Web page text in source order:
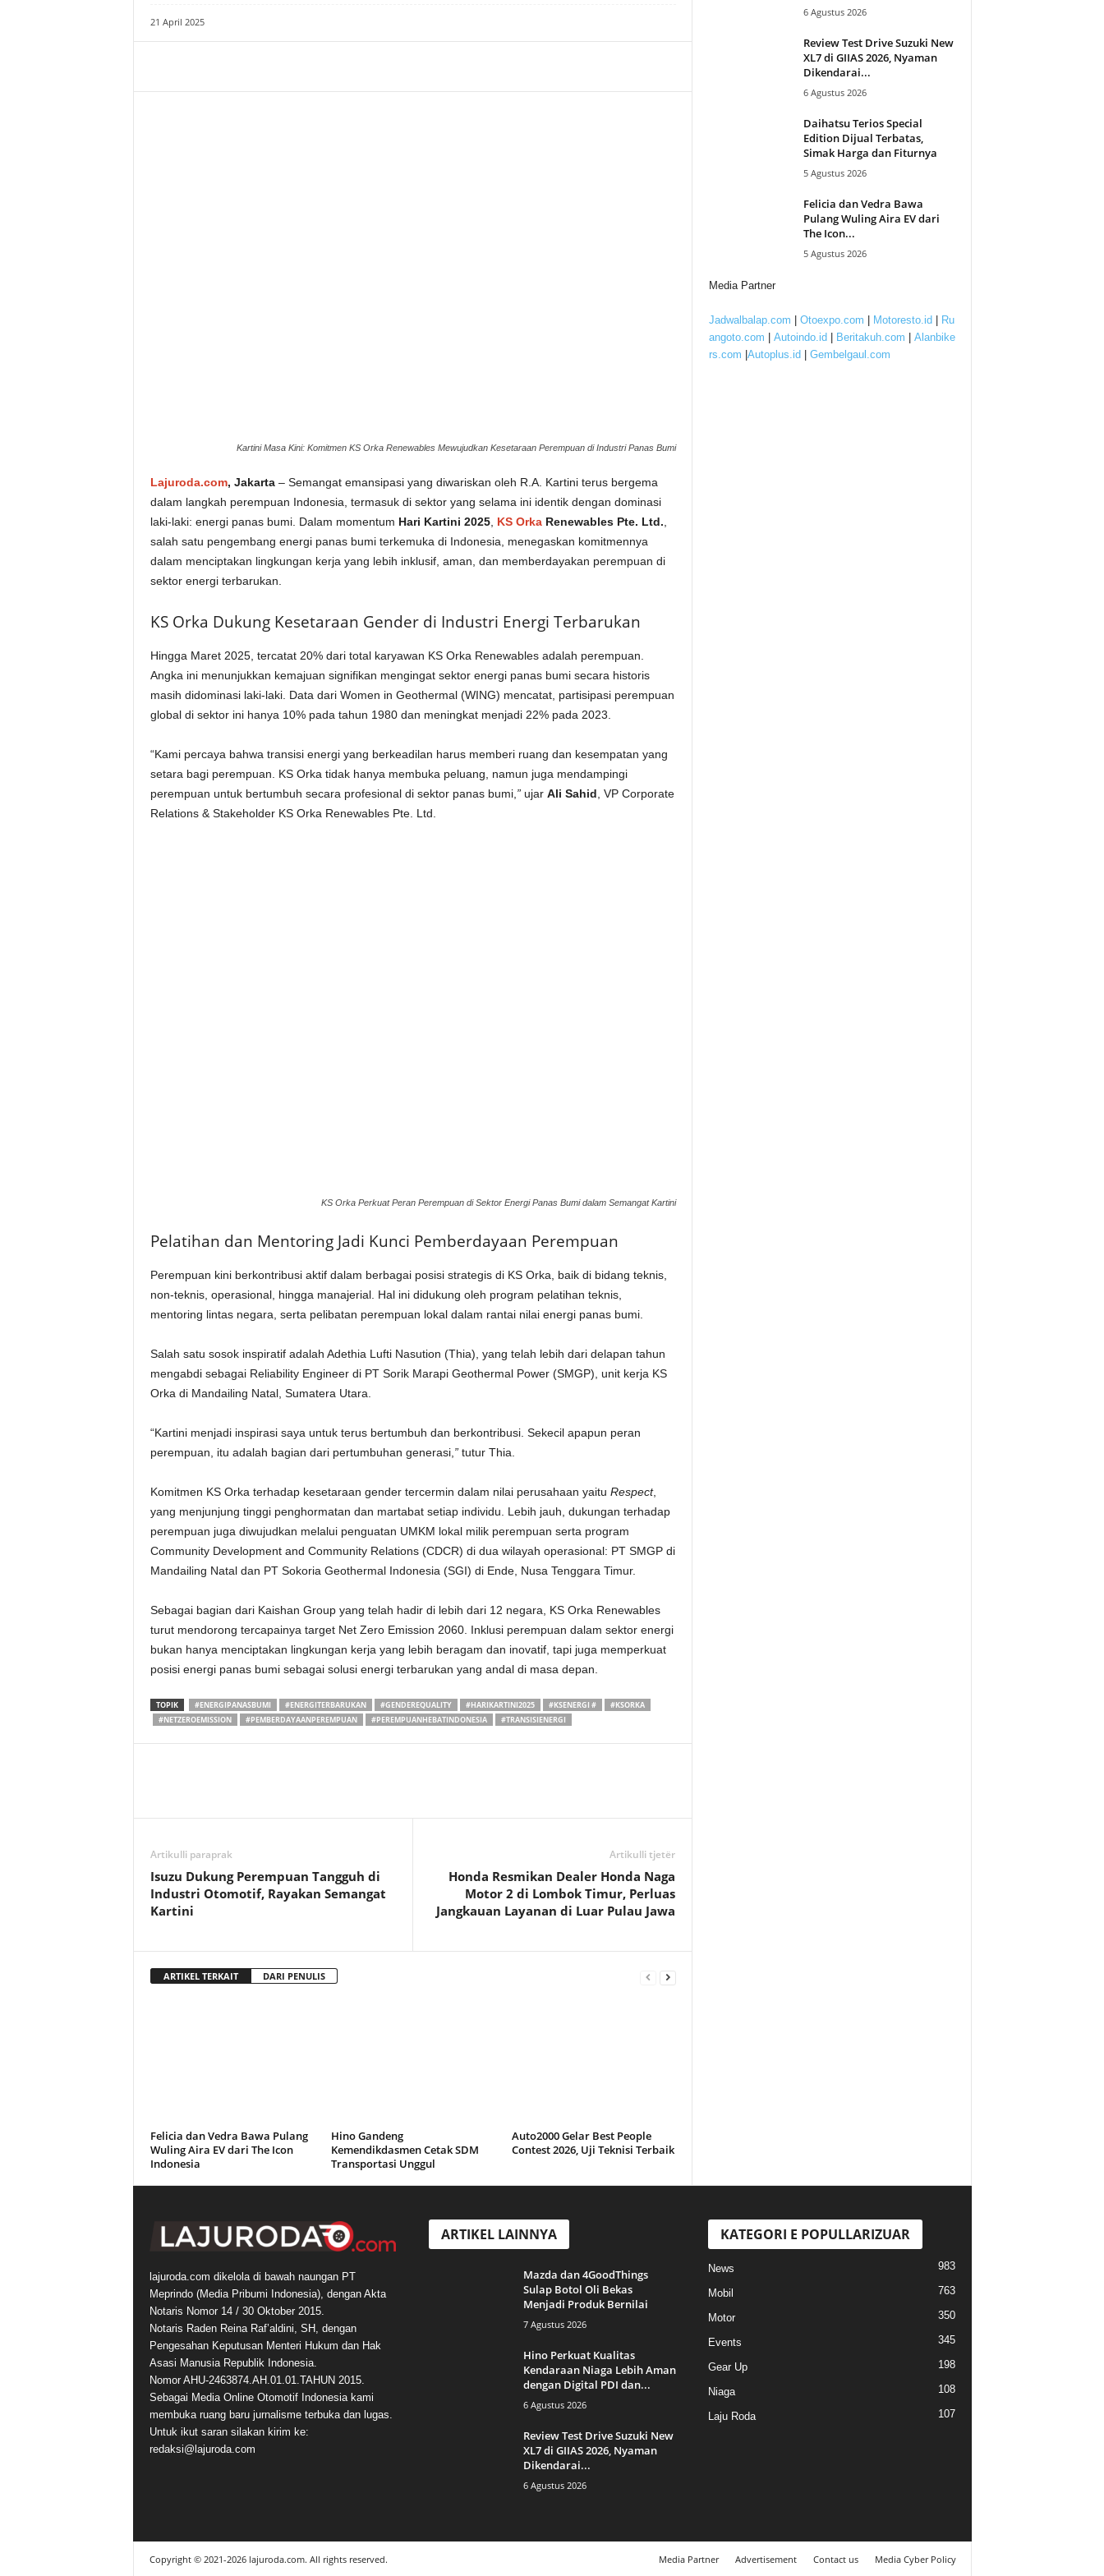
21 April 2025
Kartini Masa Kini: Komitmen KS Orka Renewables Mewujudkan Kesetaraan Perempuan di Industri Panas Bumi
Lajuroda.com, Jakarta– Semangat emansipasi yang diwariskan oleh R.A. Kartini terus bergema
dalam langkah perempuan Indonesia, termasuk di sektor yang selama ini identik dengan dominasi
laki-laki: energi panas bumi. Dalam momentum Hari Kartini 2025, KS OrkaRenewables Pte. Ltd.
salah satu pengembang energi panas bumi terkemuka di Indonesia, menegaskan komitmennya
dalam menciptakan lingkungan kerja yang lebih inklusif, aman, dan memberdayakan perempuan di
sektor energi terbarukan.
KS Orka Dukung Kesetaraan Gender di Industri Energi Terbarukan
Hingga Maret 2025, tercatat 20% dari total karyawan KS Orka Renewablesadalah perempuan.
Angka ini menunjukkan kemajuan signifikan mengingat sektor energi panas bumi secara historis
masih didominasi laki-laki. Data dari Women in Geothermal (WING) mencatat, partisipasi perempuan
global di sektor ini hanya 10% pada tahun 1980 dan meningkat menjadi 22% pada 2023.
“Kami percaya bahwa transisi energi yang berkeadilan harus memberi ruang dan kesempatan yang
setara bagi perempuan. KS Orka tidak hanya membuka peluang, namun juga mendampingi
perempuan untuk bertumbuh secara profesional di sektor panas bumi, ”ujar Ali Sahid , VP Corporate
Relations & Stakeholder KS Orka Renewables Pte. Ltd.
KS Orka Perkuat Peran Perempuan di Sektor Energi Panas Bumi dalam Semangat Kartini
Pelatihan dan Mentoring Jadi Kunci Pemberdayaan Perempuan
Perempuan kini berkontribusi aktif dalam berbagai posisi strategis di KS Orka, baik di bidang teknis,
non-teknis, operasional, hingga manajerial. Hal ini didukung oleh program pelatihan teknis,
mentoring lintas negara, serta pelibatan perempuan lokal dalam rantai nilai energi panas bumi.
Salah satu sosok inspiratif adalah Adethia Lufti Nasution (Thia), yang telah lebih dari delapan tahun
mengabdi sebagai Reliability Engineer di PT Sorik Marapi Geothermal Power (SMGP), unit kerja KS
Orka di Mandailing Natal, Sumatera Utara.
“Kartini menjadi inspirasi saya untuk terus bertumbuh dan berkontribusi. Sekecil apapun peran
perempuan, itu adalah bagian dari pertumbuhan generasi, ”tutur Thia.
Komitmen KS Orka terhadap kesetaraan gender tercermin dalam nilai perusahaan yaitu Respect,
yang menjunjung tinggi penghormatan dan martabat setiap individu. Lebih jauh, dukungan terhadap
perempuan juga diwujudkan melalui penguatan UMKM lokal milik perempuan serta program
Community Development and Community Relations (CDCR) di dua wilayah operasional: PT SMGP di
Mandailing Natal dan PT Sokoria Geothermal Indonesia (SGI) di Ende, Nusa Tenggara Timur.
Sebagai bagian dari Kaishan Group yang telah hadir di lebih dari 12 negara, KS Orka Renewables
turut mendorong tercapainya target Net Zero Emission 2060. Inklusi perempuan dalam sektor energi
bukan hanya menciptakan lingkungan kerja yang lebih beragam dan inovatif, tapi juga memperkuat
posisi energi panas bumi sebagai solusi energi terbarukan yang andal di masa depan.
TOPIK #ENERGIPANASBUMI #ENERGITERBARUKAN #GENDEREQUALITY #HARIKARTINI2025 #KSENERGI #
#KSORKA
#NETZEROEMISSION
#PEMBERDAYAANPEREMPUAN #PEREMPUANHEBATINDONESIA #TRANSISIENERGI
Artikulli paraprak
Isuzu Dukung Perempuan Tangguh di
Industri Otomotif, Rayakan Semangat
Kartini
Artikulli tjetër
Honda Resmikan Dealer Honda Naga
Motor 2 di Lombok Timur, Perluas
Jangkauan Layanan di Luar Pulau Jawa
ARTIKEL TERKAIT DARI PENULIS
Felicia dan Vedra Bawa Pulang
Wuling Aira EV dari The Icon
Indonesia
Hino Gandeng
Kemendikdasmen Cetak SDM
Transportasi Unggul
Auto2000 Gelar Best People
Contest 2026, Uji Teknisi Terbaik
6 Agustus 2026
Review Test Drive Suzuki New
XL7 di GIIAS 2026, Nyaman
Dikendarai...
6 Agustus 2026
Daihatsu Terios Special
Edition Dijual Terbatas,
Simak Harga dan Fiturnya
5 Agustus 2026
Felicia dan Vedra Bawa
Pulang Wuling Aira EV dari
The Icon...
5 Agustus 2026
Media Partner
Jadwalbalap.com Otoexpo.com Motoresto.id
Ru
angoto.com
Autoindo.id Beritakuh.com
Alanbike
rs.com Autoplus.id Gembelgaul.com
lajuroda.com dikelola di bawah naungan PT
Meprindo (Media Pribumi Indonesia), dengan Akta
Notaris Nomor 14 / 30 Oktober 2015.
Notaris Raden Reina Raf’aldini, SH, dengan
Pengesahan Keputusan Menteri Hukum dan Hak
Asasi Manusia Republik Indonesia.
Nomor AHU-2463874.AH.01.01.TAHUN 2015.
Sebagai Media Online Otomotif Indonesia kami
membuka ruang baru jurnalisme terbuka dan lugas.
Untuk ikut saran silakan kirim ke:
redaksi@lajuroda.com
ARTIKEL LAINNYA
Mazda dan 4GoodThings
Sulap Botol Oli Bekas
Menjadi Produk Bernilai
7 Agustus 2026
Hino Perkuat Kualitas
Kendaraan Niaga Lebih Aman
dengan Digital PDI dan...
6 Agustus 2026
Review Test Drive Suzuki New
XL7 di GIIAS 2026, Nyaman
Dikendarai...
6 Agustus 2026
KATEGORI E POPULLARIZUAR
News 983
Mobil 763
Motor 350
Events 345
Gear Up 198
Niaga 108
Laju Roda 107
Media Partner Advertisement Contact us Media Cyber Policy
Copyright © 2021-2026 lajuroda.com. All rights reserved.